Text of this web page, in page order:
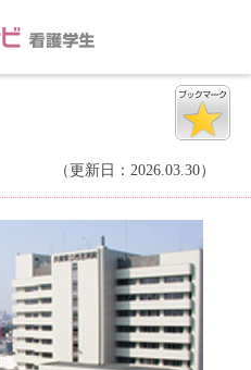
（更新日：2026.03.30）